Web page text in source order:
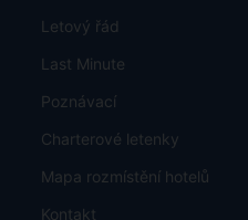
Letový řád
Last Minute
Poznávací
Charterové letenky
Mapa rozmístění hotelů
Kontakt